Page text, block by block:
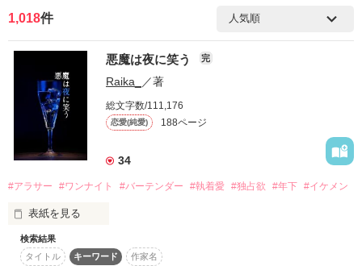
検索ワード
詳しく検索
1,018件
悪魔は夜に笑う 完
Raika_ ／著
総文字数/111,176
恋愛(純愛) 188ページ
34
#アラサー #ワンナイト #バーテンダー #執着愛 #独占欲 #年下 #イケメン
表紙を見る
結婚したいのに、他人の恋愛を後押しするキューピットにしか
なれないアラサーOL・愛結那
検索結果
タイトル
キーワード 作家名